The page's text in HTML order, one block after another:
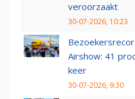
veroorzaakt
30-07-2026, 10:23
Airshow: 41
keer
30-07-2026, 9:30